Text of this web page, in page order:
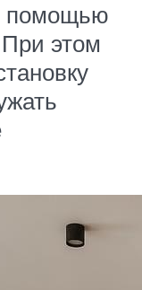
помощью
этом